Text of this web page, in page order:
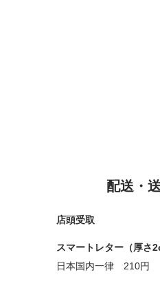
配送・
店頭受取
スマートレター（厚さ
日本国内一律 210円